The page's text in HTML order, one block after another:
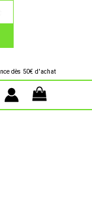
dès 50€ d'achat